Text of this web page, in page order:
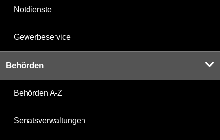
Notdienste
Gewerbeservice
Behörden
Behörden A-Z
Senatsverwaltungen